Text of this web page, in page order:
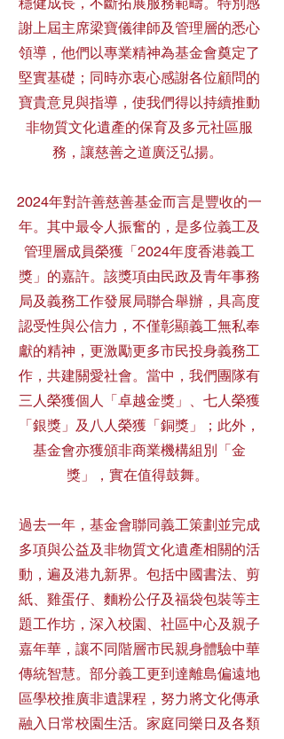
謝上屆主席梁寶儀律師及管理層的悉心
領導，他們以專業精神為基金會奠定了
堅實基礎；同時亦衷心感謝各位顧問的
寶貴意見與指導，使我們得以持續推動
非物質文化遺產的保育及多元社區服
務，讓慈善之道廣泛弘揚。
2024年對許善慈善基金而言是豐收的一
年。其中最令人振奮的，是多位義工及
管理層成員榮獲「2024年度香港義工
獎」的嘉許。該獎項由民政及青年事務
局及義務工作發展局聯合舉辦，具高度
認受性與公信力，不僅彰顯義工無私奉
獻的精神，更激勵更多市民投身義務工
作，共建關愛社會。當中，我們團隊有
三人榮獲個人「卓越金獎」、七人榮獲
「銀獎」及八人榮獲「銅獎」；此外，
基金會亦獲頒非商業機構組別「金
獎」，實在值得鼓舞。
過去一年，基金會聯同義工策劃並完成
多項與公益及非物質文化遺產相關的活
動，遍及港九新界。包括中國書法、剪
紙、雞蛋仔、麵粉公仔及福袋包裝等主
題工作坊，深入校園、社區中心及親子
嘉年華，讓不同階層市民親身體驗中華
傳統智慧。部分義工更到達離島偏遠地
區學校推廣非遺課程，努力將文化傳承
融入日常校園生活。家庭同樂日及各類